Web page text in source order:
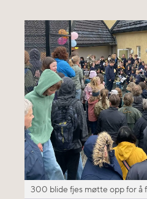
300 blide fjes møtte opp for å